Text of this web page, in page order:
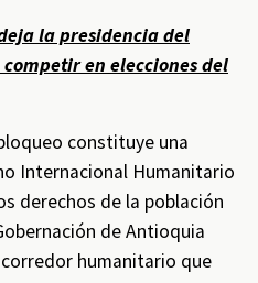
la presidencia del
en elecciones del
constituye una
Internacional Humanitario
derechos de la población
de Antioquia
humanitario que